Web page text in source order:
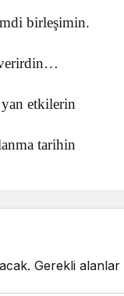
birleşimin.
etkilerin
tarihin
Gerekli alanlar